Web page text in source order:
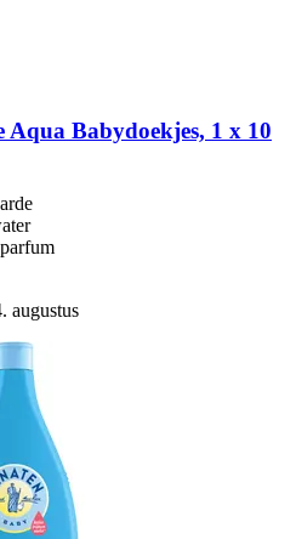
Aqua Babydoekjes, 1 x 10
augustus